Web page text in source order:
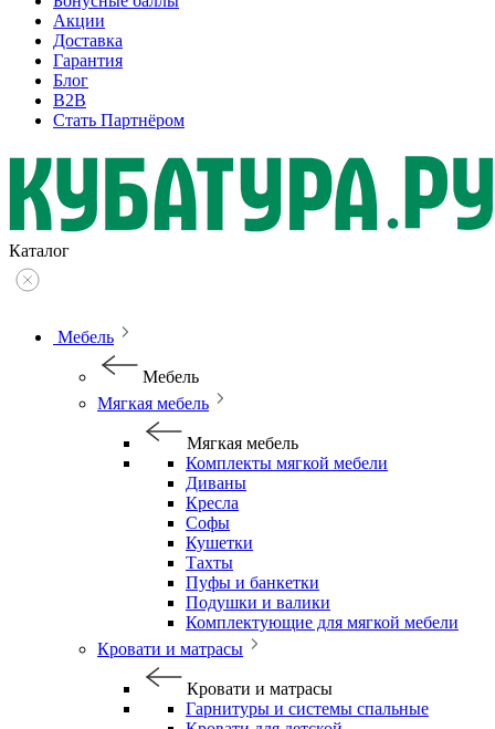
Акции
Доставка
Гарантия
Блог
B2B
Стать Партнёром
Каталог
Мебель
Мебель
Мягкая мебель
Мягкая мебель
Комплекты мягкой мебели
Диваны
Кресла
Софы
Кушетки
Тахты
Пуфы и банкетки
Подушки и валики
Комплектующие для мягкой мебели
Кровати и матрасы
Кровати и матрасы
Гарнитуры и системы спальные